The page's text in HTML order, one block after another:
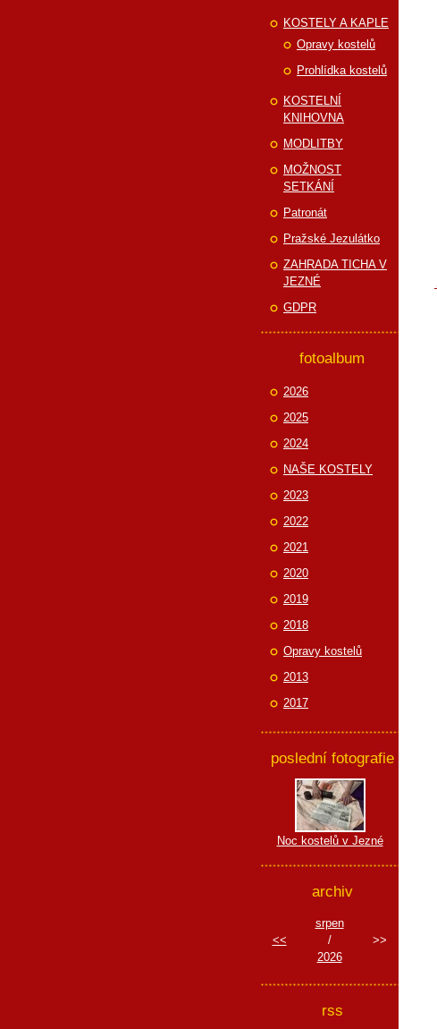
KOSTELY A KAPLE
Opravy kostelů
Prohlídka kostelů
KOSTELNÍ
KNIHOVNA
MODLITBY
MOŽNOST
SETKÁNÍ
Patronát
Pražské Jezulátko
ZAHRADA TICHA V
JEZNÉ
GDPR
fotoalbum
2026
2025
2024
NAŠE KOSTELY
2023
2022
2021
2020
2019
2018
Opravy kostelů
2013
2017
poslední fotografie
Noc kostelů v Jezné
archiv
<<
srpen
/
2026
>>
rss